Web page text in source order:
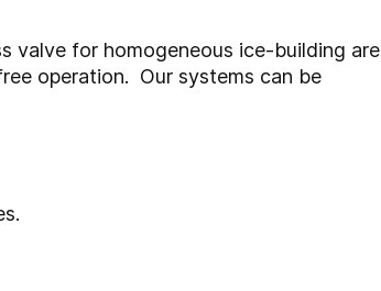
valve for homogeneous ice-building are
operation. Our systems can be